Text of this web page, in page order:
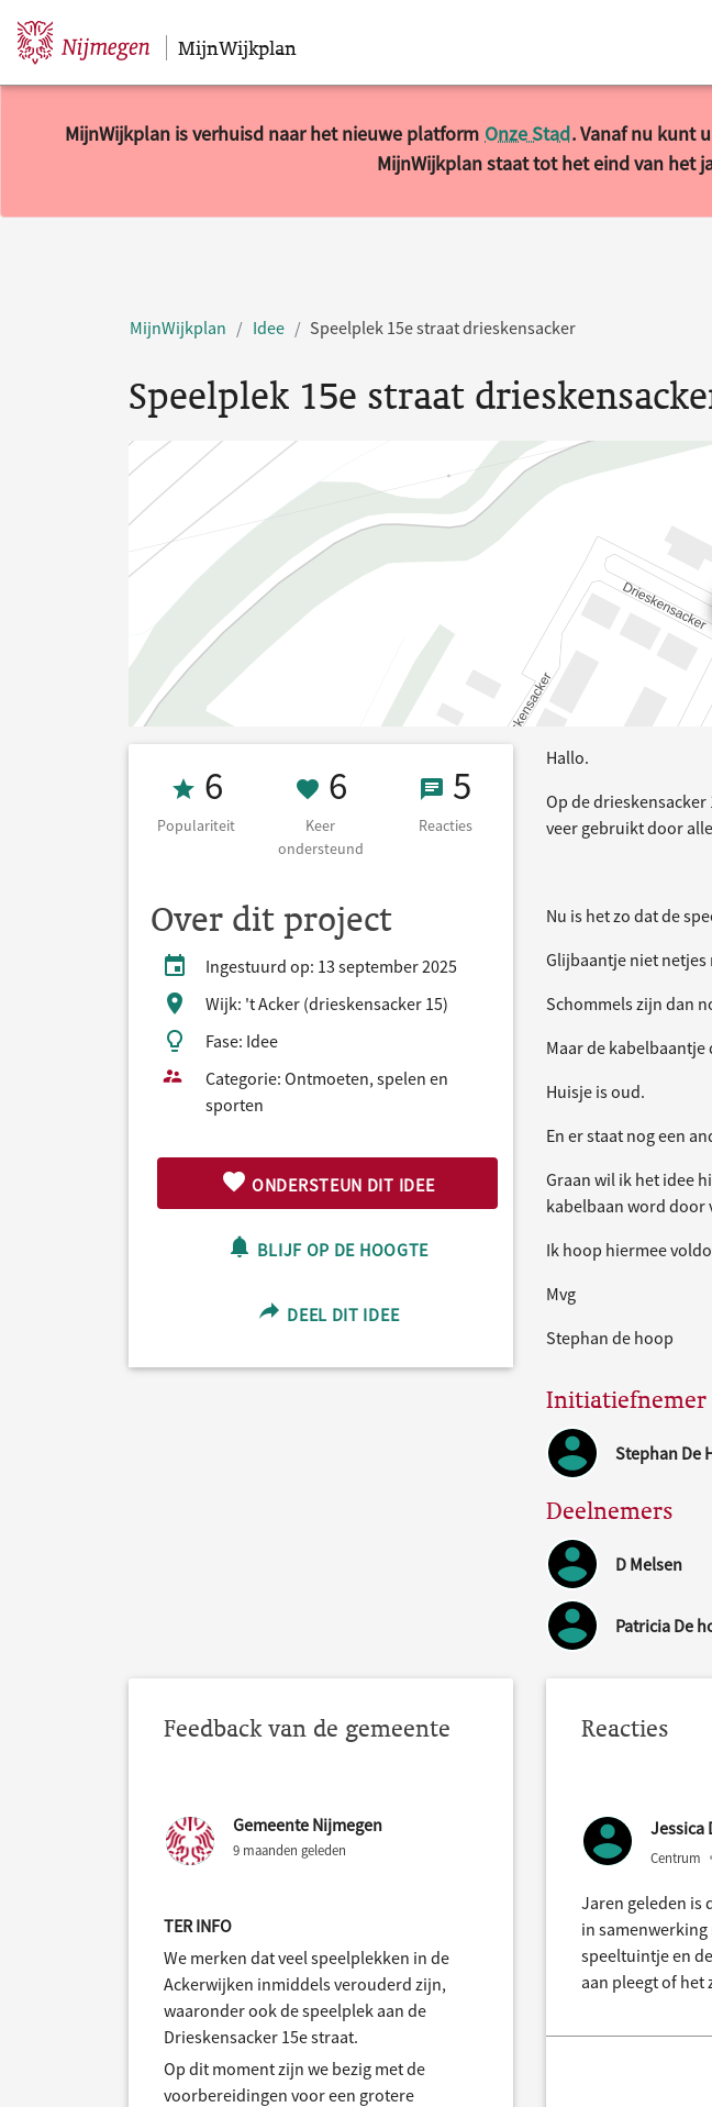
Sla navigatie over MijnWijkplan
MijnWijkplan is verhuisd naar het nieuwe platform Onze Stad. Vanaf nu kunt
MijnWijkplan staat tot het eind van het
MijnWijkplan Idee Speelplek 15e straat drieskensacker
Speelplek 15e straat
Populariteit 6
6
Populariteit
6 Keer ondersteund
6
Keer
ondersteund
5 Reacties
5
Reacties
Over dit project
Ingestuurd op: 13 september 2025
Wijk: 't Acker (drieskensacker 15)
Fase: Idee
Categorie: Ontmoeten, spelen en
sporten
ONDERSTEUN DIT IDEE
BLIJF OP DE HOOGTE
DEEL DIT IDEE
Hallo.
Op de
veer gebruikt door
Nu is het zo dat de
Glijbaantje niet netjes
Schommels zijn dan
Maar de
Huisje is oud.
En er staat nog een
Graan wil ik het idee
kabelbaan word door
Ik hoop hiermee
Mvg
Stephan de hoop
Initiatiefnemer
Stephan De
Deelnemers
D Melsen
Feedback van de gemeente
Gemeente Nijmegen
9 maanden geleden
TER INFO
We merken dat veel speelplekken in de
Ackerwijken inmiddels verouderd zijn,
waaronder ook de speelplek aan de
Drieskensacker 15e straat.
Op dit moment zijn we bezig met de
voorbereidingen voor een grotere
Reacties
Jessica
Centrum
Jaren geleden is
in
speeltuintje en
aan pleegt of het